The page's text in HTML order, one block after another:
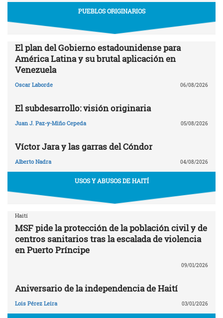
PUEBLOS ORIGINARIOS
El plan del Gobierno estadounidense para
América Latina y su brutal aplicación en
Venezuela
Oscar Laborde 06/08/2026
El subdesarrollo: visión originaria
Juan J. Paz-y-Miño Cepeda 05/08/2026
Víctor Jara y las garras del Cóndor
Alberto Nadra 04/08/2026
USOS Y ABUSOS DE HAITÍ
Haití
MSF pide la protección de la población civil y de
centros sanitarios tras la escalada de violencia
en Puerto Príncipe
09/01/2026
Aniversario de la independencia de Haití
Lois Pérez Leira 03/01/2026